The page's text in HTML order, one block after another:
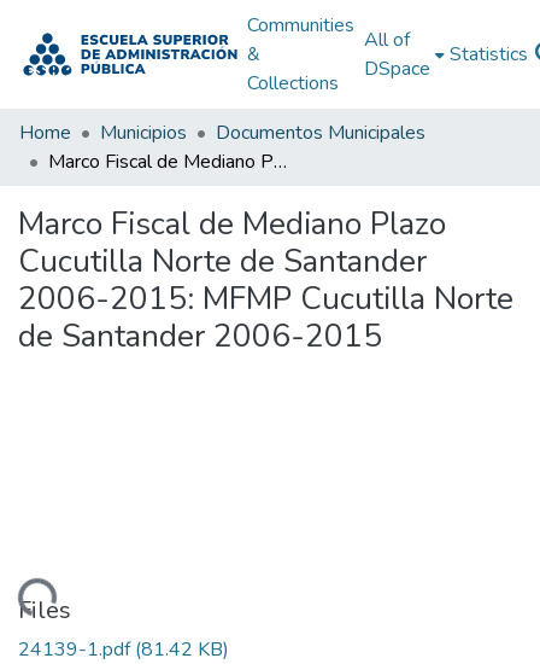
Communities
&
Collections
All of
DSpace
Statistics
Home Municipios
Documentos Municipales
Marco Fiscal de Mediano Plazo Cucutilla Norte de Santander 2006-2015: MFMP Cucutilla Norte de Santander 2006-2015
Marco Fiscal de Mediano Plazo
Cucutilla Norte de Santander
2006-2015: MFMP Cucutilla Norte
de Santander 2006-2015
Files
24139-1.pdf(81.42 KB)